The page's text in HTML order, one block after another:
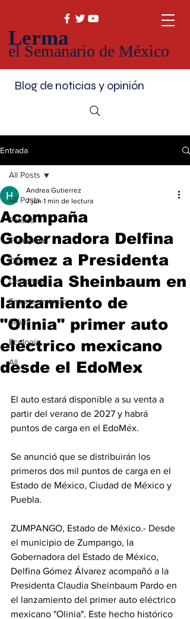
Lerma
el Semanario de México
Blog de noticias y opinión
Entrada
All Posts
Política
Economía
Cultura
Deportes
Entretenimiento
Salud
Ecología
All
All Posts
Acompaña
Gobernadora Delfina
Gómez a Presidenta
Claudia Sheinbaum en
lanzamiento de
"Olinia" primer auto
eléctrico mexicano
desde el EdoMex
Andrea Gutierrez
7 jun 1 min de lectura
El auto estará disponible a su venta a
partir del verano de 2027 y habrá
puntos de carga en el EdoMéx.
Se anunció que se distribuirán los
primeros dos mil puntos de carga en el
Estado de México, Ciudad de México y
Puebla.
ZUMPANGO, Estado de México.- Desde
el municipio de Zumpango, la
Gobernadora del Estado de México,
Delfina Gómez Álvarez acompañó a la
Presidenta Claudia Sheinbaum Pardo en
el lanzamiento del primer auto eléctrico
mexicano "Olinia". Este hecho histórico